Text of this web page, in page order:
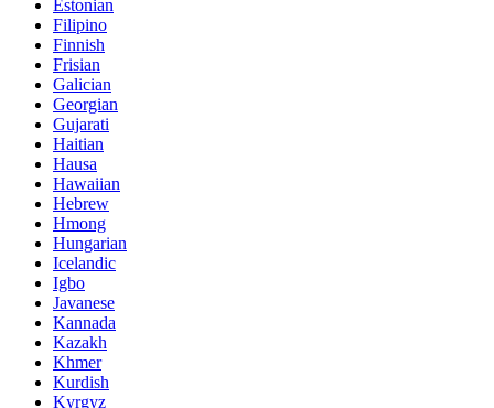
Estonian
Filipino
Finnish
Frisian
Galician
Georgian
Gujarati
Haitian
Hausa
Hawaiian
Hebrew
Hmong
Hungarian
Icelandic
Igbo
Javanese
Kannada
Kazakh
Khmer
Kurdish
Kyrgyz